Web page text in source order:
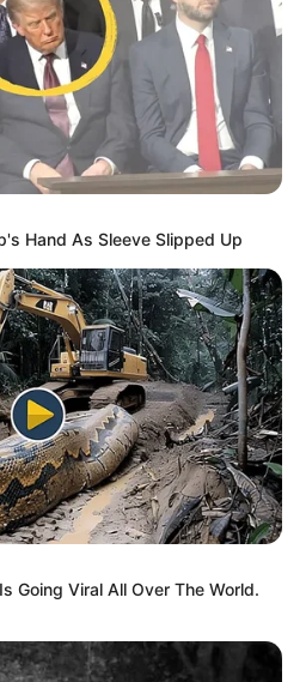
Hand As Sleeve Slipped Up
Going Viral All Over The World.